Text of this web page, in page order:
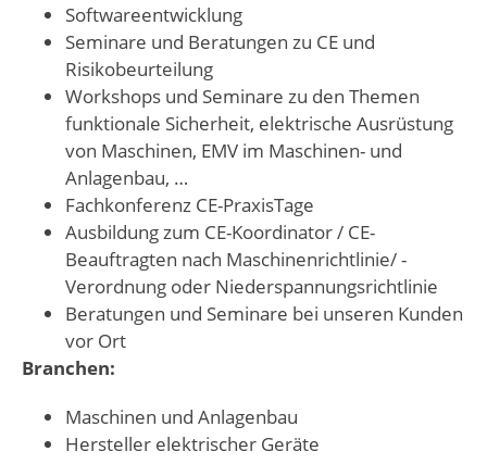
Softwareentwicklung
Seminare und Beratungen zu CE und
Risikobeurteilung
Workshops und Seminare zu den Themen
funktionale Sicherheit, elektrische Ausrüstung
von Maschinen, EMV im Maschinen- und
Anlagenbau, …
Fachkonferenz CE-PraxisTage
Ausbildung zum CE-Koordinator / CE-
Beauftragten nach Maschinenrichtlinie/ -
Verordnung oder Niederspannungsrichtlinie
Beratungen und Seminare bei unseren Kunden
vor Ort
Branchen:
Maschinen und Anlagenbau
Hersteller elektrischer Geräte